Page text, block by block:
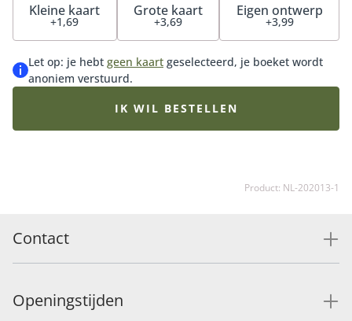
Kleine kaart
+1,69
Grote kaart
+3,69
Eigen ontwerp
+3,99
Let op: je hebt geen kaart geselecteerd, je boeket wordt
anoniem verstuurd.
IK WIL BESTELLEN
Product: NL-202013-1
Contact
Openingstijden